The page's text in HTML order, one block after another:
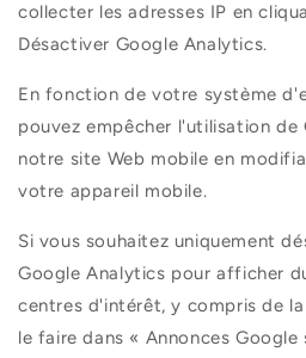
collecter les adresses IP en
Désactiver Google Analytics.
En fonction de votre système
pouvez empêcher l'utilisation de
notre site Web mobile en
votre appareil mobile.
Si vous souhaitez uniquement
Google Analytics pour afficher
centres d'intérêt, y compris de
le faire dans « Annonces Google